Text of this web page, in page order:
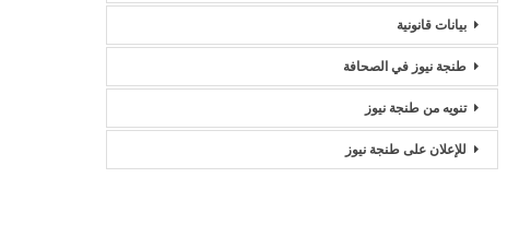
بيانات قانونية
طنجة نيوز في الصحافة
تنويه من طنجة نيوز
للإعلان على طنجة نيوز